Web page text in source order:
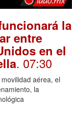
la
entre
en el
. 07:30
aérea, el
la